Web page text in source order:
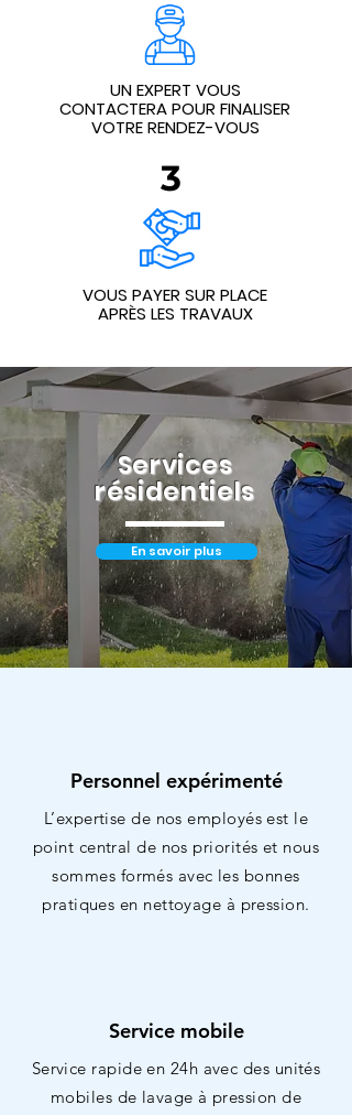
UN EXPERT VOUS
CONTACTERA POUR FINALISER
VOTRE RENDEZ-VOUS
3
VOUS PAYER SUR PLACE
APRÈS LES TRAVAUX
Services
résidentiels
En savoir plus
Personnel expérimenté
L’expertise de nos employés est le
point central de nos priorités et nous
sommes formés avec les bonnes
pratiques en nettoyage à pression.
Service mobile
Service rapide en 24h avec des unités
mobiles de lavage à pression de